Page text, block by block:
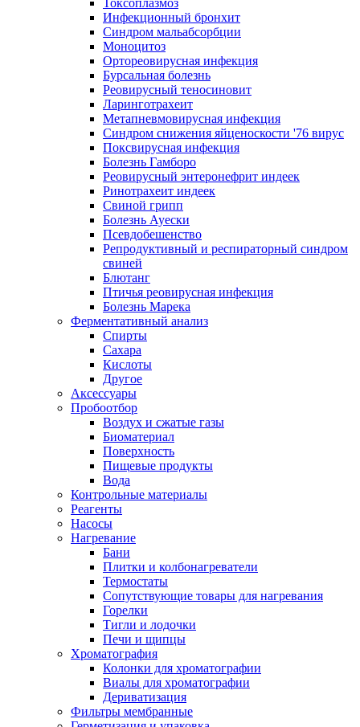
Токсоплазмоз
Инфекционный бронхит
Синдром мальабсорбции
Моноцитоз
Ортореовирусная инфекция
Бурсальная болезнь
Реовирусный теносиновит
Ларинготрахеит
Метапневмовирусная инфекция
Синдром снижения яйценоскости '76 вирус
Поксвирусная инфекция
Болезнь Гамборо
Реовирусный энтеронефрит индеек
Ринотрахеит индеек
Свиной грипп
Болезнь Ауески
Псевдобешенство
Репродуктивный и респираторный синдром
свиней
Блютанг
Птичья реовирусная инфекция
Болезнь Марека
Ферментативный анализ
Спирты
Сахара
Кислоты
Другое
Аксессуары
Пробоотбор
Воздух и сжатые газы
Биоматериал
Поверхность
Пищевые продукты
Вода
Контрольные материалы
Реагенты
Насосы
Нагревание
Бани
Плитки и колбонагреватели
Термостаты
Сопутствующие товары для нагревания
Горелки
Тигли и лодочки
Печи и щипцы
Хроматография
Колонки для хроматографии
Виалы для хроматографии
Дериватизация
Фильтры мембранные